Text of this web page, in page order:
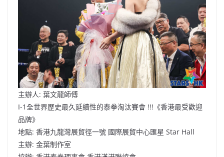
主辦人: 葉文龍師傅
I-1全世界歷史最久延續性的泰拳淘汰賽會 !!!《香港最受歡迎
品牌》
地點: 香港九龍灣展貿徑一號 國際展貿中心匯星 Star Hall
主辦: 金葉制作室